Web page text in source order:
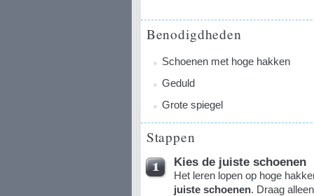
Benodigdheden
Schoenen met hoge hakken
Geduld
Grote spiegel
Stappen
Kies de juiste schoenen
Het leren lopen op hoge
juiste schoenen. Draag